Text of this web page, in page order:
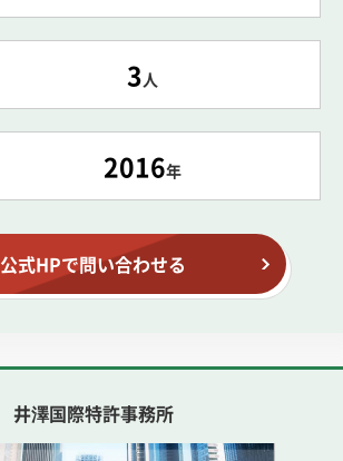
3人
2016年
公式HPで問い合わせる
井澤国際特許事務所